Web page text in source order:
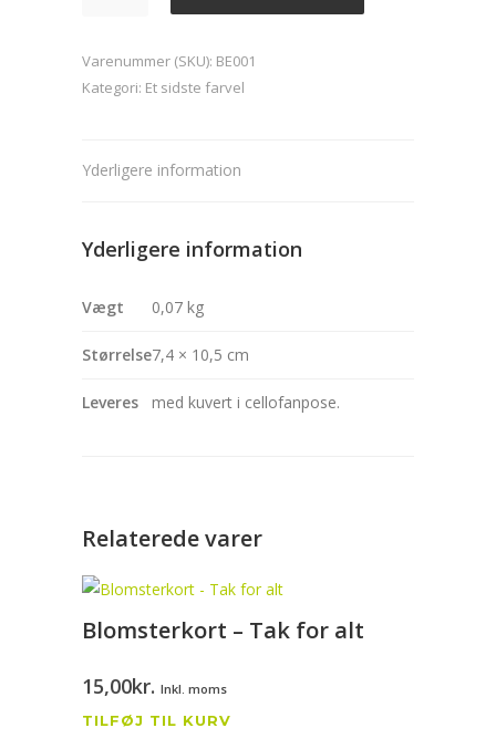
hilsen
antal
Varenummer (SKU): BE001
Kategori: Et sidste farvel
Yderligere information
Yderligere information
Vægt 0,07 kg
Størrelse7,4 × 10,5 cm
Leveres med kuvert i cellofanpose.
Relaterede varer
Blomsterkort – Tak for alt
15,00kr. Inkl. moms
TILFØJ TIL KURV